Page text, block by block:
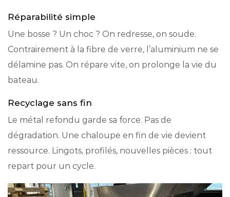
Réparabilité simple
Une bosse ? Un choc ? On redresse, on soude.
Contrairement à la fibre de verre, l’aluminium ne se
délamine pas. On répare vite, on prolonge la vie du
bateau.
Recyclage sans fin
Le métal refondu garde sa force. Pas de
dégradation. Une chaloupe en fin de vie devient
ressource. Lingots, profilés, nouvelles pièces : tout
repart pour un cycle.